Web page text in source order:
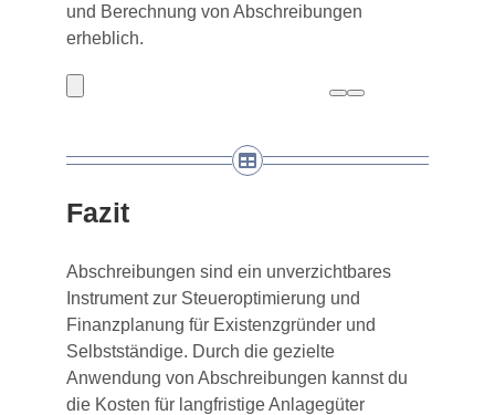
und Berechnung von Abschreibungen
erheblich.
Fazit
Abschreibungen sind ein unverzichtbares
Instrument zur Steueroptimierung und
Finanzplanung für Existenzgründer und
Selbstständige. Durch die gezielte
Anwendung von Abschreibungen kannst du
die Kosten für langfristige Anlagegüter